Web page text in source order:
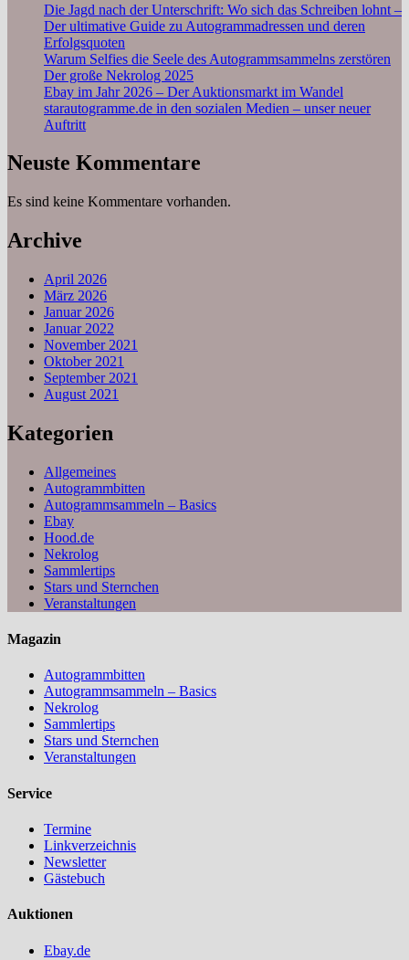
Die Jagd nach der Unterschrift: Wo sich das Schreiben lohnt –
Der ultimative Guide zu Autogrammadressen und deren
Erfolgsquoten
Warum Selfies die Seele des Autogrammsammelns zerstören
Der große Nekrolog 2025
Ebay im Jahr 2026 – Der Auktionsmarkt im Wandel
starautogramme.de in den sozialen Medien – unser neuer
Auftritt
Neuste Kommentare
Es sind keine Kommentare vorhanden.
Archive
April 2026
März 2026
Januar 2026
Januar 2022
November 2021
Oktober 2021
September 2021
August 2021
Kategorien
Allgemeines
Autogrammbitten
Autogrammsammeln – Basics
Ebay
Hood.de
Nekrolog
Sammlertips
Stars und Sternchen
Veranstaltungen
Magazin
Autogrammbitten
Autogrammsammeln – Basics
Nekrolog
Sammlertips
Stars und Sternchen
Veranstaltungen
Service
Termine
Linkverzeichnis
Newsletter
Gästebuch
Auktionen
Ebay.de